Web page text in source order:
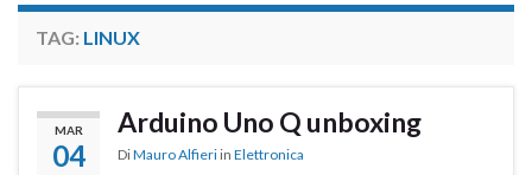
TAG: LINUX
MAR
04
Arduino Uno Q unboxing
DiMauro Alfieri in Elettronica